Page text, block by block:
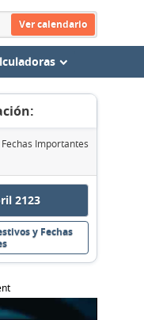
Ver calendario
Fechas Importantes
2123
y Fechas